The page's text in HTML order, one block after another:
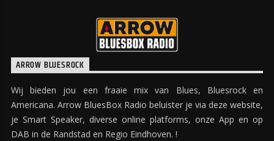
ARROW BLUESROCK
Wij bieden jou een fraaie mix van Blues, Bluesrock en
Americana. Arrow BluesBox Radio beluister je via deze website,
je Smart Speaker, diverse online platforms, onze App en op
DAB in de Randstad en Regio Eindhoven. !